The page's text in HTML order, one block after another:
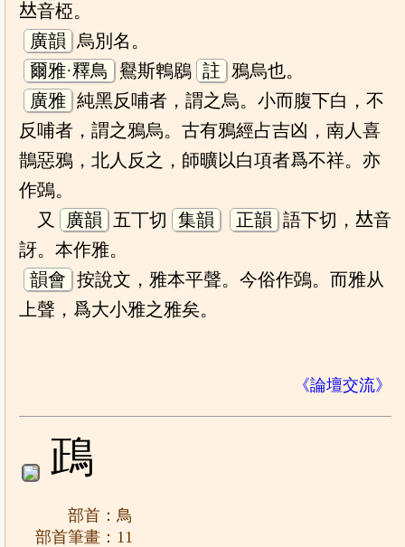
𠀤音椏。
廣韻
烏別名。
爾雅·釋鳥
鸒斯鵯鶋 註
鴉烏也。
廣雅 純黑反哺者，謂之烏。小而腹下白，不
反哺者，謂之鴉烏。古有鴉經占吉凶，南人喜
鵲惡鴉，北人反之，師曠以白項者爲不祥。亦
作鵶。
又
廣韻 五丅切 集韻 正韻 語下切，𠀤音
訝。本作雅。
韻會 按說文，雅本平聲。今俗作鵶。而雅从
上聲，爲大小雅之雅矣。
《論壇交流》
鴊
部首：鳥
部首筆畫：11